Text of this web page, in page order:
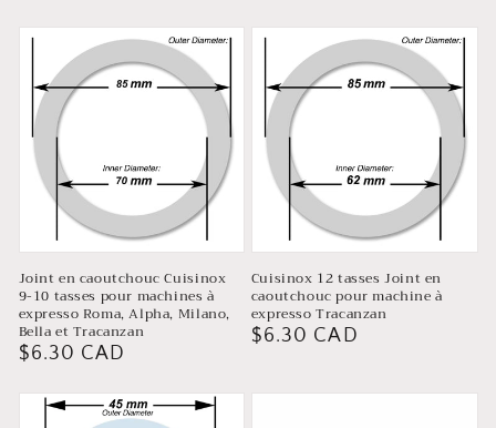
habituel
habituel
Joint en caoutchouc Cuisinox
9-10 tasses pour machines à
expresso Roma, Alpha, Milano,
Bella et Tracanzan
Prix
habituel
$6.30 CAD
Cuisinox 12 tasses Joint en
caoutchouc pour machine à
expresso Tracanzan
Prix
habituel
$6.30 CAD